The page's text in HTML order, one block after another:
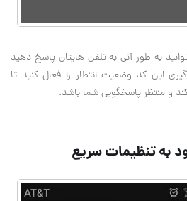
به طور آنی به تلفن هایتان پاسخ دهید
این کد وضعیت انتظار را فعال کنید تا
و منتظر پاسخگویی شما باشد.